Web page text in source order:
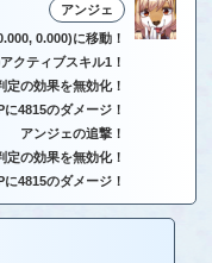
アンジェ
0.000)に移動！
クティブスキル1！
定の効果を無効化！
4815のダメージ！
アンジェの追撃！
定の効果を無効化！
4815のダメージ！